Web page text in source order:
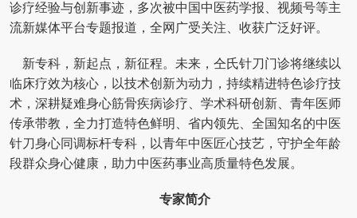
诊疗经验与创新事迹，多次被中国中医药学报、视频号等主
流新媒体平台专题报道，全网广受关注、收获广泛好评。
新专科，新起点，新征程。未来，仝氏针刀门诊将继续以
临床疗效为核心，以技术创新为动力，持续精进特色诊疗技
术，深耕疑难身心筋骨疾病诊疗、学术科研创新、青年医师
传承带教，全力打造特色鲜明、省内领先、全国知名的中医
针刀身心同调标杆专科，以青年中医匠心技艺，守护全年龄
段群众身心健康，助力中医药事业高质量特色发展。
专家简介